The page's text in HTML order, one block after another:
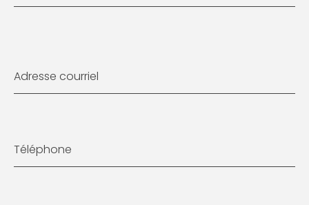
Adresse courriel
Téléphone